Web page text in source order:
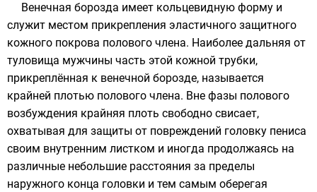
Венечная борозда имеет кольцевидную форму и
служит местом прикрепления эластичного защитного
кожного покрова полового члена. Наиболее дальняя от
туловища мужчины часть этой кожной трубки,
прикреплённая к венечной борозде, называется
крайней плотью полового члена. Вне фазы полового
возбуждения крайняя плоть свободно свисает,
охватывая для защиты от повреждений головку пениса
своим внутренним листком и иногда продолжаясь на
различные небольшие расстояния за пределы
наружного конца головки и тем самым оберегая